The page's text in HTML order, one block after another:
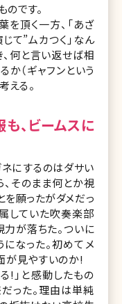
です。
を頂く一方、「あざ
じて”ムカつく」なん
、何と言い返せば相
か（ギャフンという
える。
、ビームスに
にするのはダサい
、そのまま何とか視
を願ったがダメだっ
していた吹奏楽部
が落ちた。ついに
なった。初めてメ
が見やすいのか!
!」と感動したもの
った。理由は単純